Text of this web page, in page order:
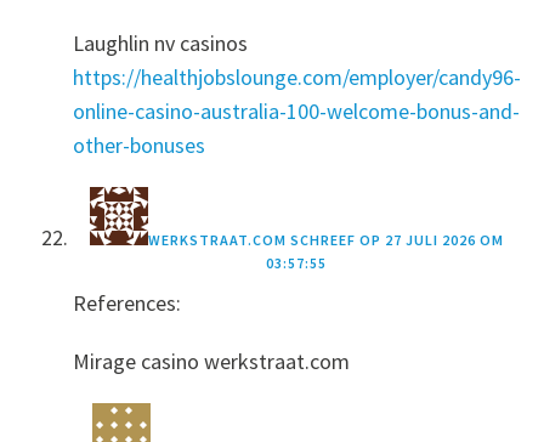
Laughlin nv casinos
https://healthjobslounge.com/employer/candy96-
online-casino-australia-100-welcome-bonus-and-
other-bonuses
WERKSTRAAT.COM SCHREEF OP 27 JULI 2026 OM
03:57:55
References:
Mirage casino werkstraat.com